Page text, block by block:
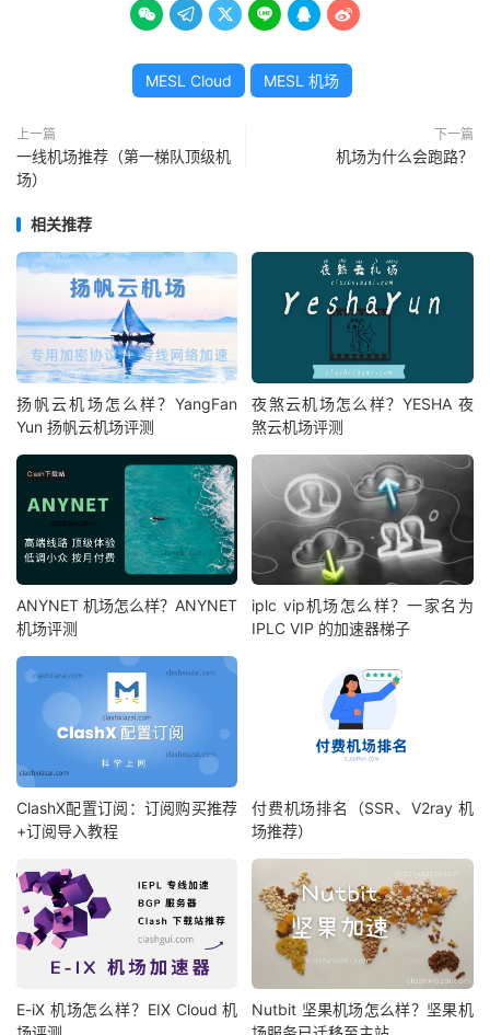
     
MESL Cloud MESL 机场
上一篇
一线机场推荐（第一梯队顶级机
场）
下一篇
机场为什么会跑路？
相关推荐
扬帆云机场怎么样？YangFan
Yun 扬帆云机场评测
夜煞云机场怎么样？YESHA 夜
煞云机场评测
ANYNET 机场怎么样？ANYNET
机场评测
iplc vip机场怎么样？一家名为
IPLC VIP 的加速器梯子
ClashX配置订阅：订阅购买推荐
+订阅导入教程
付费机场排名（SSR、V2ray 机
场推荐）
E-iX 机场怎么样？EIX Cloud 机
Nutbit 坚果机场怎么样？坚果机